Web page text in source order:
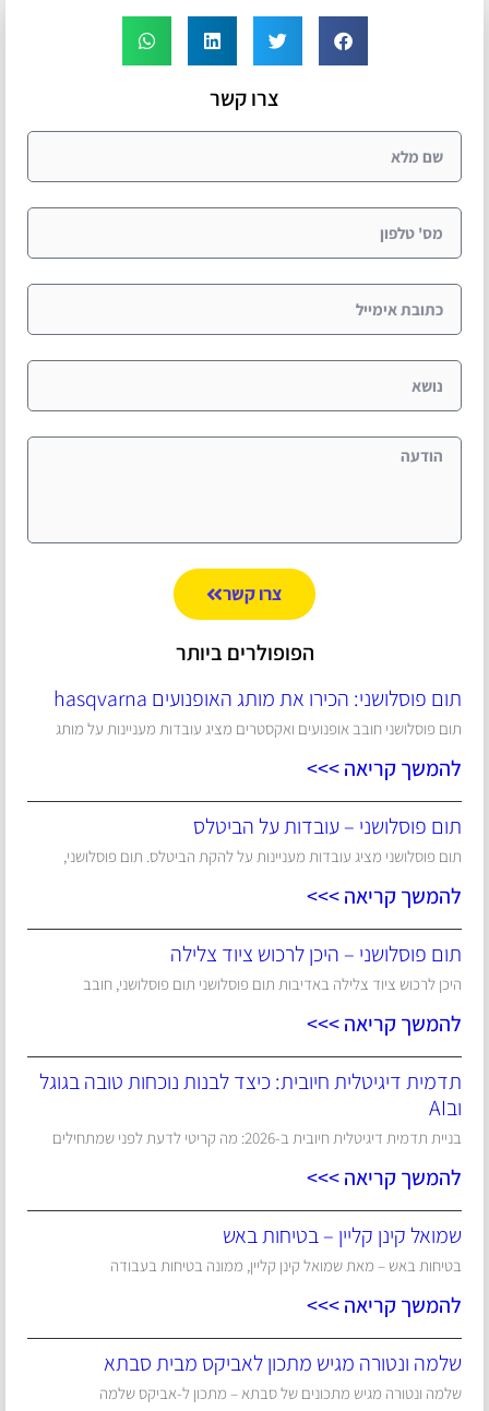
צרו קשר
צרו קשר
הפופולרים ביותר
תום פוסלושני: הכירו את מותג האופנועים hasqvarna
תום פוסלושני חובב אופנועים ואקסטרים מציג עובדות מעניינות על מותג
להמשך קריאה >>>
תום פוסלושני – עובדות על הביטלס
תום פוסלושני מציג עובדות מעניינות על להקת הביטלס. תום פוסלושני,
להמשך קריאה >>>
תום פוסלושני – היכן לרכוש ציוד צלילה
היכן לרכוש ציוד צלילה באדיבות תום פוסלושני תום פוסלושני, חובב
להמשך קריאה >>>
תדמית דיגיטלית חיובית: כיצד לבנות נוכחות טובה בגוגל
ובAI
בניית תדמית דיגיטלית חיובית ב-2026: מה קריטי לדעת לפני שמתחילים
להמשך קריאה >>>
שמואל קינן קליין – בטיחות באש
בטיחות באש – מאת שמואל קינן קליין, ממונה בטיחות בעבודה
להמשך קריאה >>>
שלמה ונטורה מגיש מתכון לאביקס מבית סבתא
שלמה ונטורה מגיש מתכונים של סבתא – מתכון ל-אביקס שלמה